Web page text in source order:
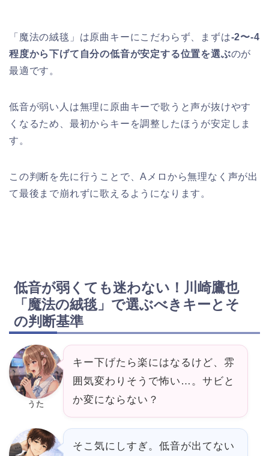
「魔法の絨毯」は原曲キーにこだわらず、まずは-2〜-4
程度から下げて自分の低音が安定する位置を選ぶのが
最適です。
低音が弱い人は無理に原曲キーで歌うと声が抜けやす
くなるため、最初からキーを調整したほうが安定しま
す。
この判断を先に行うことで、Aメロから無理なく声が出
て最後まで崩れずに歌えるようになります。
低音が弱くても迷わない！川崎鷹也
「魔法の絨毯」で選ぶべきキーとそ
の判断基準
うた
キー下げたら楽にはなるけど、雰
囲気変わりそうで怖い…。サビと
か変にならない？
そこ気にしすぎ。低音が出てない